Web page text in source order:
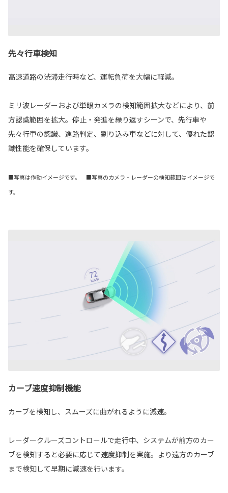
先々行車検知
高速道路の渋滞走行時など、運転負荷を大幅に軽減。
ミリ波レーダーおよび単眼カメラの検知範囲拡大などにより、前
方認識範囲を拡大。停止・発進を繰り返すシーンで、先行車や
先々行車の認識、進路判定、割り込み車などに対して、優れた認
識性能を確保しています。
■写真は作動イメージです。 ■写真のカメラ・レーダーの検知範囲はイメージで
す。
カーブ速度抑制機能
カーブを検知し、スムーズに曲がれるように減速。
レーダークルーズコントロールで走行中、システムが前方のカー
ブを検知すると必要に応じて速度抑制を実施。より遠方のカーブ
まで検知して早期に減速を行います。